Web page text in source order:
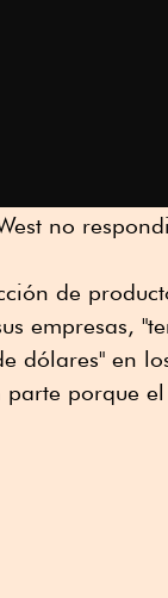
no
de
empresas,
dólares" en
porque